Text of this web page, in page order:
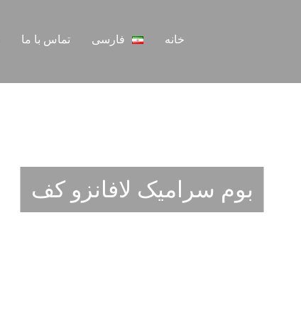
خانه فارسی تماس با ما
بوم سرامیک لافانزو کف